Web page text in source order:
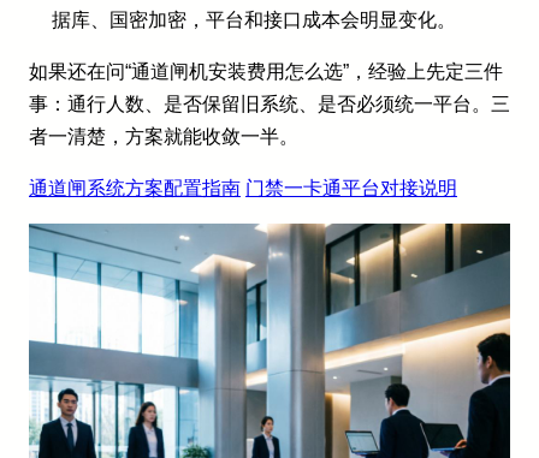
据库、国密加密，平台和接口成本会明显变化。
如果还在问“通道闸机安装费用怎么选”，经验上先定三件
事：通行人数、是否保留旧系统、是否必须统一平台。三
者一清楚，方案就能收敛一半。
通道闸系统方案配置指南 门禁一卡通平台对接说明